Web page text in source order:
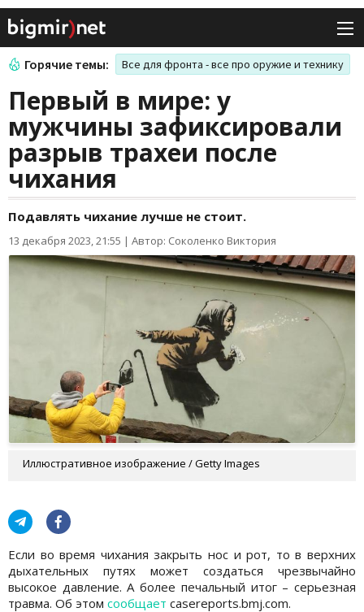
Горячие темы: Все для фронта - все про оружие и технику
Первый в мире: у
мужчины зафиксировали
разрыв трахеи после
чихания
Подавлять чихание лучше не стоит.
13 декабря 2023, 21:55 | Автор: Соколенко Виктория
Иллюстративное изображение / Getty Images
Если во время чихания закрыть нос и рот, то в верхних
дыхательных путях может создаться чрезвычайно
высокое давление. А более печальный итог – серьезная
травма. Об этом сообщает casereports.bmj.com.